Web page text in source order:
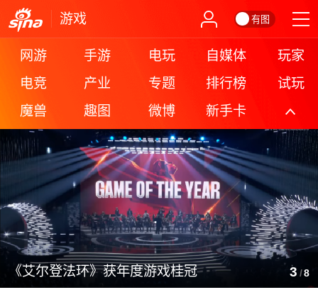
游戏 有图
网游 手游 电玩 自媒体
玩家
电竞
产业 专题 排行榜
试玩
魔兽
趣图 微博 新手卡 更多
《艾尔登法环》获年度游戏桂冠 3 /8